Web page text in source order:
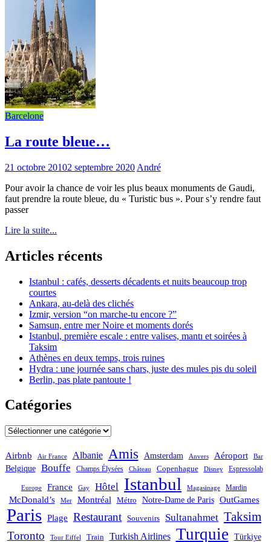
Barcelone
La route bleue…
21 octobre 20102 septembre 2020 André
Pour avoir la chance de voir les plus beaux monuments de Gaudi,
faut prendre la route bleue, du « Turistic bus ». Pour s’y rendre faut
passer
Lire la suite...
Articles récents
Istanbul : cafés, desserts décadents et nuits beaucoup trop
courtes
Ankara, au-delà des clichés
Izmir, version “on marche-tu encore ?”
Samsun, entre mer Noire et moments dorés
Istanbul, première escale : entre valises, mantı et soirées à
Taksim
Athènes en deux temps, trois ruines
Hydra : une journée sans chars, juste des mules pis du soleil
Berlin, pas plate pantoute !
Catégories
Catégories
Airbnb Air France Albanie Amis Amsterdam Anvers Aéroport Bar
Belgique Bouffe Champs Élysées Château Copenhague Disney Espressolab
Europe France Gay Hôtel Istanbul Magasinage Mardin
McDonald’s Mer Montréal Métro Notre-Dame de Paris OutGames
Paris Plage Restaurant Souvenirs Sultanahmet Taksim
Toronto Tour Eiffel Train Turkish Airlines Turquie Türkiye